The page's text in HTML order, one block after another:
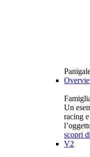
Un
racing
scopri
V2